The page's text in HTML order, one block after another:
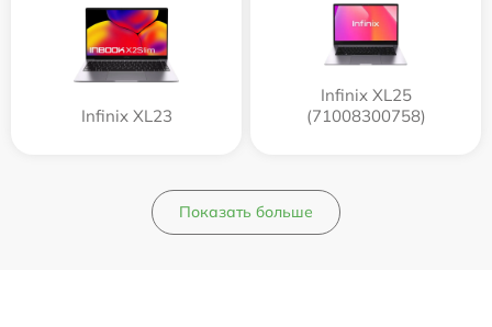
Infinix XL23
Infinix XL25
(71008300758)
Показать больше